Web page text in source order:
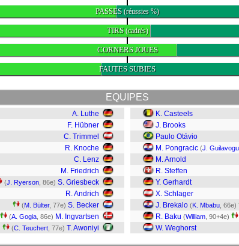
PASSES(réussies %)
TIRS(cadrés)
CORNERS JOUES
FAUTES SUBIES
EQUIPES
A. Luthe
F. Hübner
C. Trimmel
R. Knoche
C. Lenz
M. Friedrich
(J. Ryerson , 86e) S. Griesbeck
R. Andrich
(M. Bülter, 77e) S. Becker
(A. Gogia , 86e) M. Ingvartsen
(C. Teuchert , 77e) T. Awoniyi
K. Casteels
J. Brooks
Paulo Otávio
M. Pongracic (J.
M. Arnold
R. Steffen
Y. Gerhardt
X. Schlager
J. Brekalo (K. Mbabu , 66e)
R. Baku (William , 90+4e)
W. Weghorst